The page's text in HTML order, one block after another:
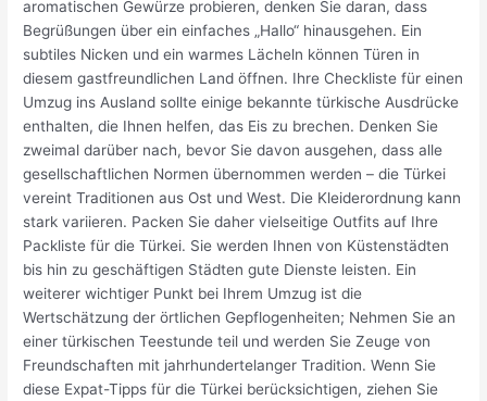
aromatischen Gewürze probieren, denken Sie daran, dass
Begrüßungen über ein einfaches „Hallo“ hinausgehen. Ein
subtiles Nicken und ein warmes Lächeln können Türen in
diesem gastfreundlichen Land öffnen. Ihre Checkliste für einen
Umzug ins Ausland sollte einige bekannte türkische Ausdrücke
enthalten, die Ihnen helfen, das Eis zu brechen. Denken Sie
zweimal darüber nach, bevor Sie davon ausgehen, dass alle
gesellschaftlichen Normen übernommen werden – die Türkei
vereint Traditionen aus Ost und West. Die Kleiderordnung kann
stark variieren. Packen Sie daher vielseitige Outfits auf Ihre
Packliste für die Türkei. Sie werden Ihnen von Küstenstädten
bis hin zu geschäftigen Städten gute Dienste leisten. Ein
weiterer wichtiger Punkt bei Ihrem Umzug ist die
Wertschätzung der örtlichen Gepflogenheiten; Nehmen Sie an
einer türkischen Teestunde teil und werden Sie Zeuge von
Freundschaften mit jahrhundertelanger Tradition. Wenn Sie
diese Expat-Tipps für die Türkei berücksichtigen, ziehen Sie